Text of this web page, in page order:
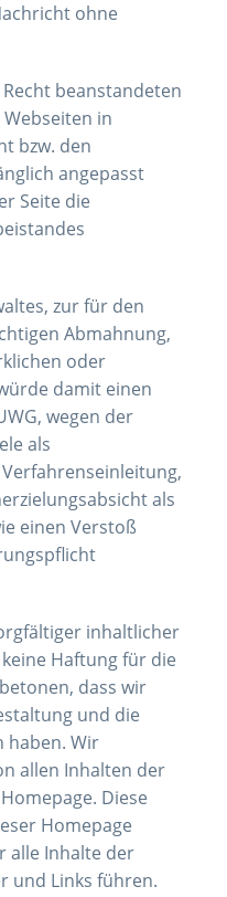
ohne
beanstandeten
in
bzw. den
angepasst
Seite die
zur für den
Abmahnung,
oder
damit einen
wegen der
als
als
einen Verstoß
inhaltlicher
Haftung für die
dass wir
und die
haben. Wir
allen Inhalten der
Diese
Homepage
alle Inhalte der
und Links führen.